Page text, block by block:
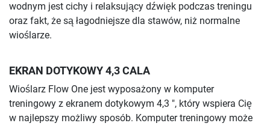
wodnym jest cichy i relaksujący dźwięk podczas treningu
oraz fakt, że są łagodniejsze dla stawów, niż normalne
wioślarze.
EKRAN DOTYKOWY 4,3 CALA
Wioślarz Flow One jest wyposażony w komputer
treningowy z ekranem dotykowym 4,3 ", który wspiera Cię
w najlepszy możliwy sposób. Komputer treningowy może